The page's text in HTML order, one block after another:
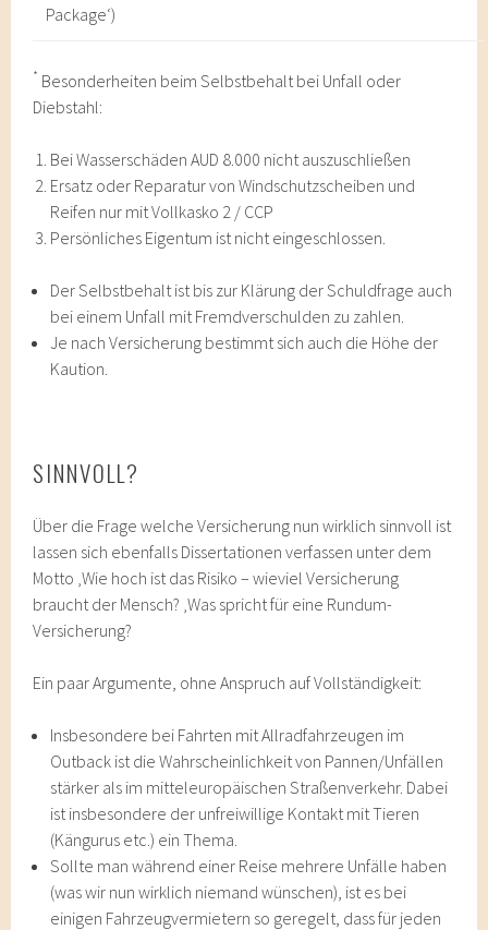
Package‘)
* Besonderheiten beim Selbstbehalt bei Unfall oder
Diebstahl:
Bei Wasserschäden AUD 8.000 nicht auszuschließen
Ersatz oder Reparatur von Windschutzscheiben und
Reifen nur mit Vollkasko 2 / CCP
Persönliches Eigentum ist nicht eingeschlossen.
Der Selbstbehalt ist bis zur Klärung der Schuldfrage auch
bei einem Unfall mit Fremdverschulden zu zahlen.
Je nach Versicherung bestimmt sich auch die Höhe der
Kaution.
SINNVOLL?
Über die Frage welche Versicherung nun wirklich sinnvoll ist
lassen sich ebenfalls Dissertationen verfassen unter dem
Motto ‚Wie hoch ist das Risiko – wieviel Versicherung
braucht der Mensch? ‚Was spricht für eine Rundum-
Versicherung?
Ein paar Argumente, ohne Anspruch auf Vollständigkeit:
Insbesondere bei Fahrten mit Allradfahrzeugen im
Outback ist die Wahrscheinlichkeit von Pannen/Unfällen
stärker als im mitteleuropäischen Straßenverkehr. Dabei
ist insbesondere der unfreiwillige Kontakt mit Tieren
(Kängurus etc.) ein Thema.
Sollte man während einer Reise mehrere Unfälle haben
(was wir nun wirklich niemand wünschen), ist es bei
einigen Fahrzeugvermietern so geregelt, dass für jeden